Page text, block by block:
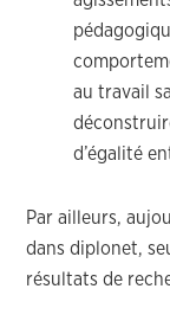
au travail
d’égalité
Par ailleurs,
dans diplonet,
résultats de